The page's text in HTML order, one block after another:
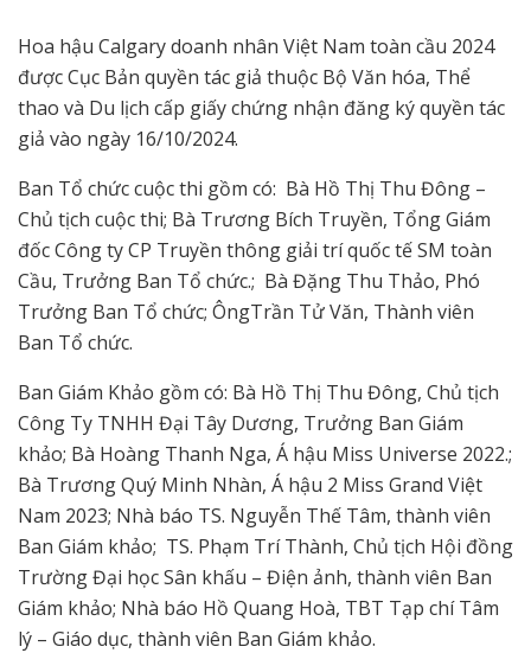
Hoa hậu Calgary doanh nhân Việt Nam toàn cầu 2024
được Cục Bản quyền tác giả thuộc Bộ Văn hóa, Thể
thao và Du lịch cấp giấy chứng nhận đăng ký quyền tác
giả vào ngày 16/10/2024.
Ban Tổ chức cuộc thi gồm có: Bà Hồ Thị Thu Đông –
Chủ tịch cuộc thi; Bà Trương Bích Truyền, Tổng Giám
đốc Công ty CP Truyền thông giải trí quốc tế SM toàn
Cầu, Trưởng Ban Tổ chức.; Bà Đặng Thu Thảo, Phó
Trưởng Ban Tổ chức; ÔngTrần Tử Văn, Thành viên
Ban Tổ chức.
Ban Giám Khảo gồm có: Bà Hồ Thị Thu Đông, Chủ tịch
Công Ty TNHH Đại Tây Dương, Trưởng Ban Giám
khảo; Bà Hoàng Thanh Nga, Á hậu Miss Universe 2022.;
Bà Trương Quý Minh Nhàn, Á hậu 2 Miss Grand Việt
Nam 2023; Nhà báo TS. Nguyễn Thế Tâm, thành viên
Ban Giám khảo; TS. Phạm Trí Thành, Chủ tịch Hội đồng
Trường Đại học Sân khấu – Điện ảnh, thành viên Ban
Giám khảo; Nhà báo Hồ Quang Hoà, TBT Tạp chí Tâm
lý – Giáo dục, thành viên Ban Giám khảo.